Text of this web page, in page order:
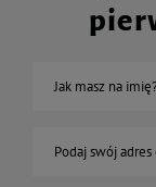
Jak masz na imię?
Podaj swój